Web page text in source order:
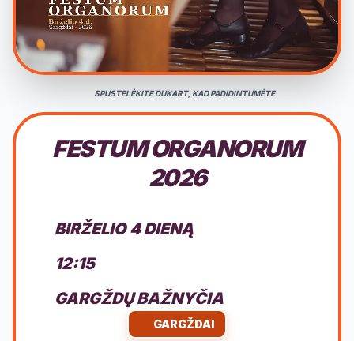
SPUSTELĖKITE DUKART, KAD PADIDINTUMĖTE
FESTUM ORGANORUM
2026
BIRŽELIO 4 DIENĄ
12:15
GARGŽDŲ BAŽNYČIA
GARGŽDAI